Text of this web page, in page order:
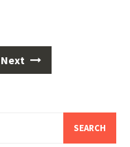
Next